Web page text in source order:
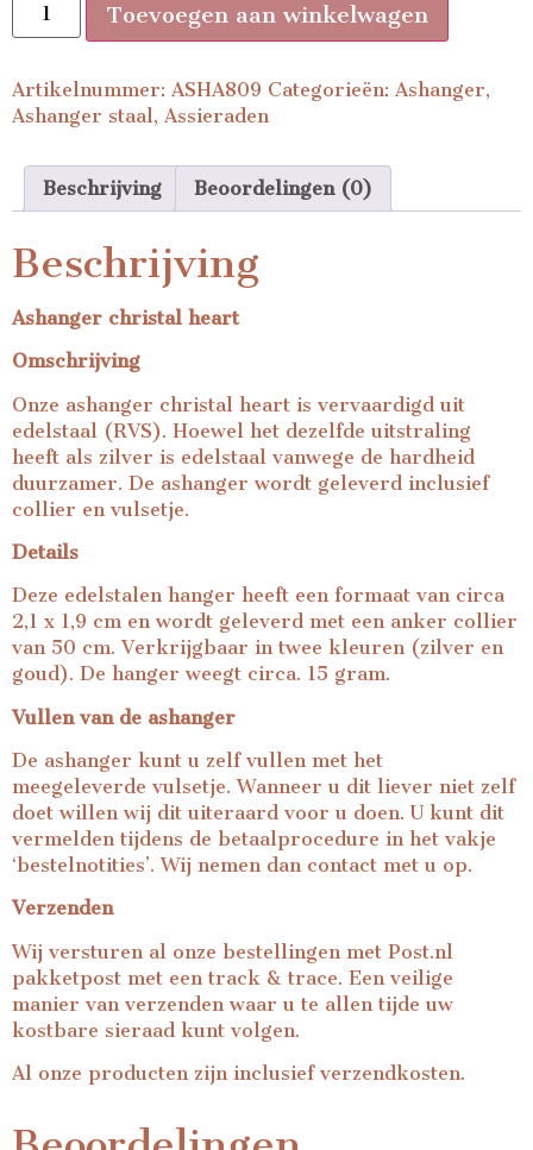
Toevoegen aan winkelwagen
Artikelnummer: ASHA809 Categorieën: Ashanger,
Ashanger staal, Assieraden
Beschrijving Beoordelingen (0)
Beschrijving
Ashanger christal heart
Omschrijving
Onze ashanger christal heart is vervaardigd uit
edelstaal (RVS). Hoewel het dezelfde uitstraling
heeft als zilver is edelstaal vanwege de hardheid
duurzamer. De ashanger wordt geleverd inclusief
collier en vulsetje.
Details
Deze edelstalen hanger heeft een formaat van circa
2,1 x 1,9 cm en wordt geleverd met een anker collier
van 50 cm. Verkrijgbaar in twee kleuren (zilver en
goud). De hanger weegt circa. 15 gram.
Vullen van de ashanger
De ashanger kunt u zelf vullen met het
meegeleverde vulsetje. Wanneer u dit liever niet zelf
doet willen wij dit uiteraard voor u doen. U kunt dit
vermelden tijdens de betaalprocedure in het vakje
‘bestelnotities’. Wij nemen dan contact met u op.
Verzenden
Wij versturen al onze bestellingen met Post.nl
pakketpost met een track & trace. Een veilige
manier van verzenden waar u te allen tijde uw
kostbare sieraad kunt volgen.
Al onze producten zijn inclusief verzendkosten.